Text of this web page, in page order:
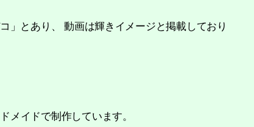
」とあり、 動画は輝きイメージと掲載しており
メイドで制作しています。